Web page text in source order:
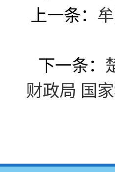
上一条：
下一条：
财政局 国